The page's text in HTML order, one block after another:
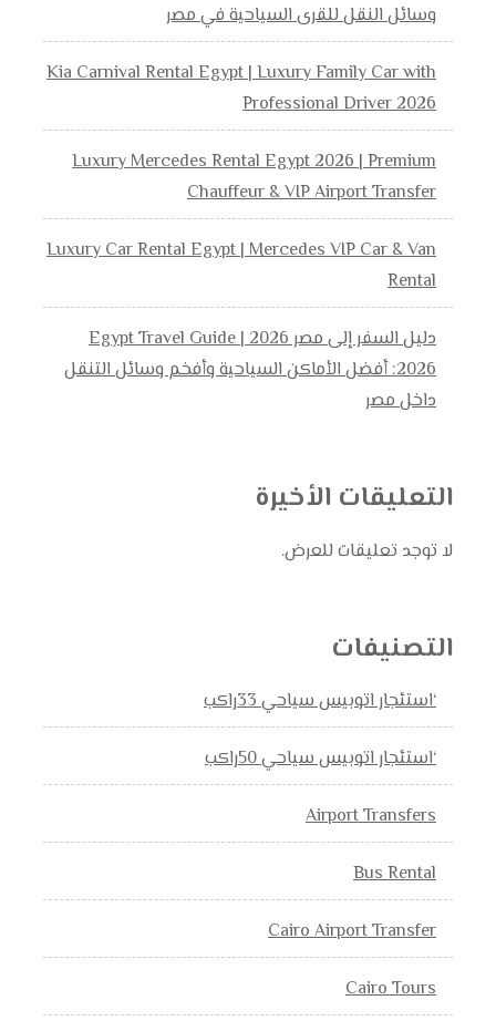
وسائل النقل للقرى السياحية في مصر
Kia Carnival Rental Egypt | Luxury Family Car with
Professional Driver 2026
Luxury Mercedes Rental Egypt 2026 | Premium
Chauffeur & VIP Airport Transfer
Luxury Car Rental Egypt | Mercedes VIP Car & Van
Rental
دليل السفر إلى مصر 2026 | Egypt Travel Guide
2026: أفضل الأماكن السياحية وأفخم وسائل التنقل
داخل مصر
التعليقات الأخيرة
لا توجد تعليقات للعرض.
التصنيفات
‘استئجار اتوبيس سياحي 33راكب
‘استئجار اتوبيس سياحي 50راكب
Airport Transfers
Bus Rental
Cairo Airport Transfer
Cairo Tours